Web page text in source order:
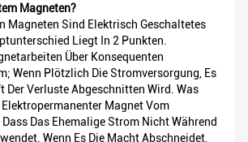
Magneten?
Magneten Sind Elektrisch Geschaltetes
Liegt In 2 Punkten.
Über Konsequenten
Wenn Plötzlich Die Stromversorgung, Es
Der Verluste Abgeschnitten Wird. Was
Magnet Vom
Das Ehemalige Strom Nicht Während
Wenn Es Die Macht Abschneidet,